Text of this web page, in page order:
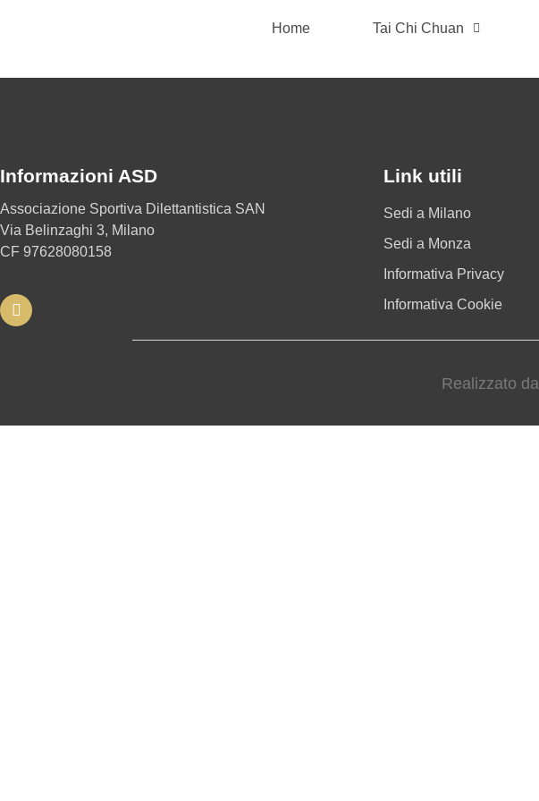
Home Tai Chi Chuan
Informazioni ASD
Associazione Sportiva Dilettantistica SAN
Via Belinzaghi 3, Milano
CF 97628080158
Link utili
Sedi a Milano
Sedi a Monza
Informativa Privacy
Informativa Cookie
Realizzato da